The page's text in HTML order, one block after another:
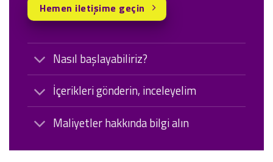
Nasıl başlayabiliriz?
İçerikleri gönderin, inceleyelim
Maliyetler hakkında bilgi alın
Hemen iletişime geçin